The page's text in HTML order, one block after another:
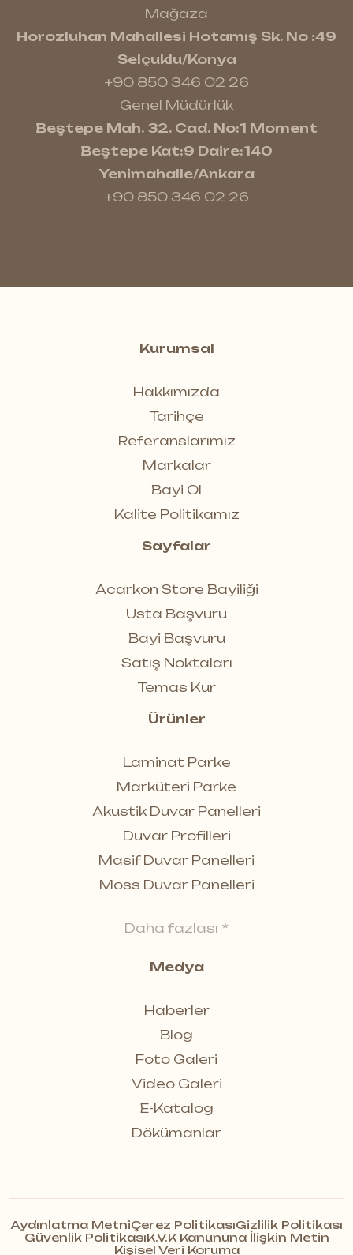
Mağaza
Horozluhan Mahallesi Hotamış Sk. No :49
Selçuklu/Konya
+90 850 346 02 26
Genel Müdürlük
Beştepe Mah. 32. Cad. No:1 Moment
Beştepe Kat:9 Daire:140
Yenimahalle/Ankara
+90 850 346 02 26
Kurumsal
Hakkımızda
Tarihçe
Referanslarımız
Markalar
Bayi Ol
Kalite Politikamız
Sayfalar
Acarkon Store Bayiliği
Usta Başvuru
Bayi Başvuru
Satış Noktaları
Temas Kur
Ürünler
Laminat Parke
Marküteri Parke
Akustik Duvar Panelleri
Duvar Profilleri
Masif Duvar Panelleri
Moss Duvar Panelleri
Daha fazlası *
Medya
Haberler
Blog
Foto Galeri
Video Galeri
E-Katalog
Dökümanlar
Aydınlatma MetniÇerez PolitikasıGizlilik Politikası
Güvenlik PolitikasıK.V.K Kanununa İlişkin Metin
Kişisel Veri Koruma